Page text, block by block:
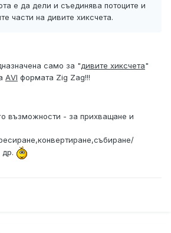
е да дели и съединява потоците и
части на дивите хиксчета.
само за "дивите хиксчета"
АVI формата Zig Zag!!!
възможности - за прихващане и
др.